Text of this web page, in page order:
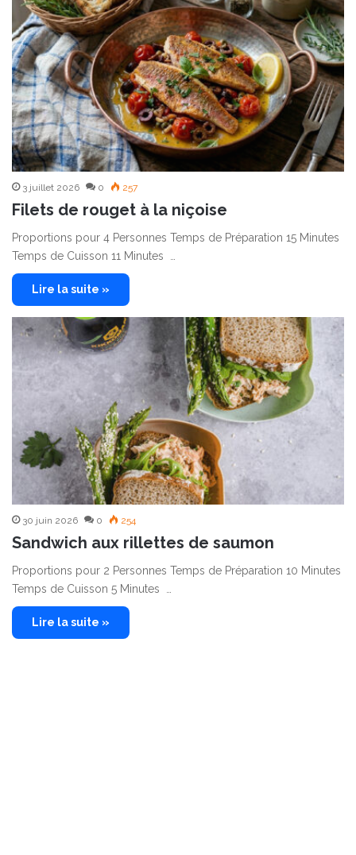
3 juillet 2026 0 257
Filets de rouget à la niçoise
Proportions pour 4 Personnes Temps de Préparation 15 Minutes
Temps de Cuisson 11 Minutes …
Lire la suite »
30 juin 2026 0 254
Sandwich aux rillettes de saumon
Proportions pour 2 Personnes Temps de Préparation 10 Minutes
Temps de Cuisson 5 Minutes …
Lire la suite »